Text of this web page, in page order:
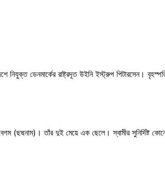
নিযুক্ত ডেনমার্কের রাষ্ট্রদূত উইনি ইস্ট্রুপ পিটারসেন।
(ছদ্মনাম)। তাঁর দুই মেয়ে এক ছেলে। স্বামীর সুনির্দিষ্ট